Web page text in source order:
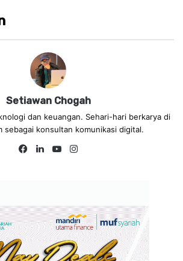
Setiawan Chogah
dan keuangan. Sehari-hari berkarya di
sebagai konsultan komunikasi digital.
Fa
Lin
Yo